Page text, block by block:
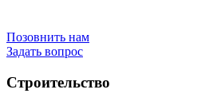
Позовнить нам
Задать вопрос
Строительство